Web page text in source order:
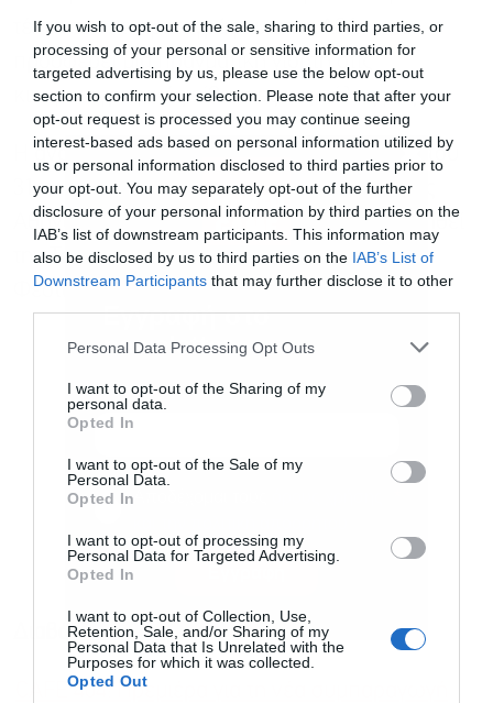
If you wish to opt-out of the sale, sharing to third parties, or
processing of your personal or sensitive information for
targeted advertising by us, please use the below opt-out
section to confirm your selection. Please note that after your
opt-out request is processed you may continue seeing
interest-based ads based on personal information utilized by
us or personal information disclosed to third parties prior to
your opt-out. You may separately opt-out of the further
disclosure of your personal information by third parties on the
IAB’s list of downstream participants. This information may
also be disclosed by us to third parties on the IAB’s List of
Downstream Participants that may further disclose it to other
Personal Data Processing Opt Outs
I want to opt-out of the Sharing of my
personal data.
Opted In
I want to opt-out of the Sale of my
Personal Data.
Opted In
I want to opt-out of processing my
Personal Data for Targeted Advertising.
Opted In
I want to opt-out of Collection, Use,
Retention, Sale, and/or Sharing of my
Personal Data that Is Unrelated with the
Purposes for which it was collected.
Opted Out
τέχνη του κινηματογράφου στην Αθήνα και
προσφέρει μια πραγματική γιορτή στις
κινηματογραφικές αίθουσες της πόλης μας».
Η ανακοίνωση του πλήρους προγράμματος του
31ου Διεθνές Φεστιβάλ Κινηματογράφου της
Αθήνας Νύχτες Πρεμιέρας θα πραγματοποιηθεί
την Τετάρτη 24 Σεπτεμβρίου στο site του
Φεστιβάλ.
Διαβάστε επίσης
CAFE 404: Πρεμιέρα για τη νέα συμπαραγωγή
Εγγραφή στο
newsletter
Αποδέχομαι τους